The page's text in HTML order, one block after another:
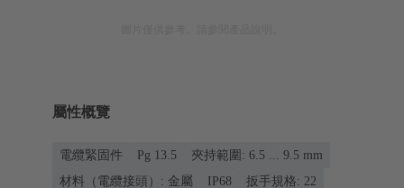
屬性概覽
電纜緊固件 Pg 13.5
夾持範圍: 6.5 ... 9.5 mm
材料（電纜接頭）: 金屬
IP68 扳手規格: 22